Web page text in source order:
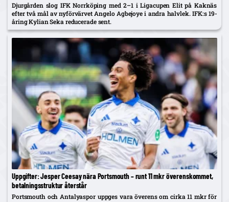
Djurgården slog IFK Norrköping med 2–1 i Ligacupen Elit på Kaknäs
efter två mål av nyförvärvet Angelo Agbejoye i andra halvlek. IFK:s 19-
åring Kylian Seka reducerade sent.
Uppgifter: Jesper Ceesay nära Portsmouth – runt 11 mkr överenskommet,
betalningsstruktur återstår
Portsmouth och Antalyaspor uppges vara överens om cirka 11 mkr för